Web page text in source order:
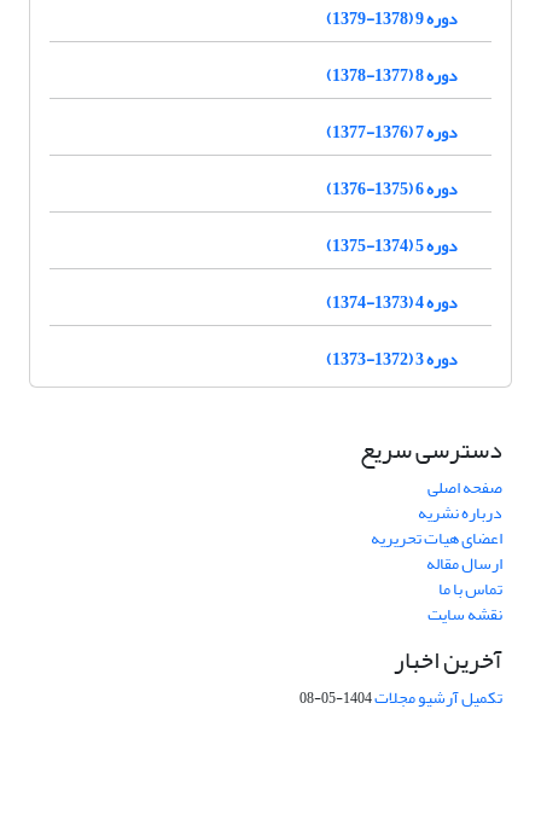
دوره 9 (1378-1379)
دوره 8 (1377-1378)
دوره 7 (1376-1377)
دوره 6 (1375-1376)
دوره 5 (1374-1375)
دوره 4 (1373-1374)
دوره 3 (1372-1373)
دسترسی سریع
صفحه اصلی
درباره نشریه
اعضای هیات تحریریه
ارسال مقاله
تماس با ما
نقشه سایت
آخرین اخبار
تکمیل آرشیو مجلات1404-05-08